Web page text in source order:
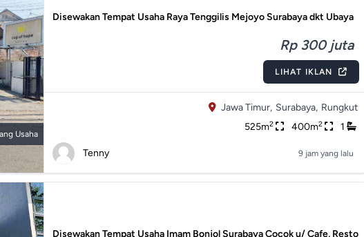
Usaha
Disewakan Tempat Usaha Raya Tenggilis Mejoyo Surabaya dkt Ubaya
Rp 300 juta
LIHAT IKLAN
Jawa Timur, Surabaya, Rungkut
525m2 400m2 1
Tenny 9 jam yang lalu
Disewakan Tempat Usaha Imam Bonjol Surabaya Cocok u/ Cafe, Resto